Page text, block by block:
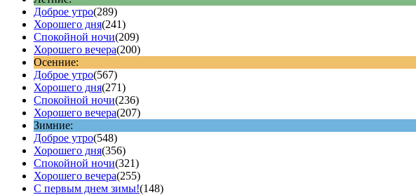
Доброе утро(289)
Хорошего дня(241)
Спокойной ночи(209)
Хорошего вечера(200)
Осенние:
Доброе утро(567)
Хорошего дня(271)
Спокойной ночи(236)
Хорошего вечера(207)
Зимние:
Доброе утро(548)
Хорошего дня(356)
Спокойной ночи(321)
Хорошего вечера(255)
С первым днем зимы!(148)